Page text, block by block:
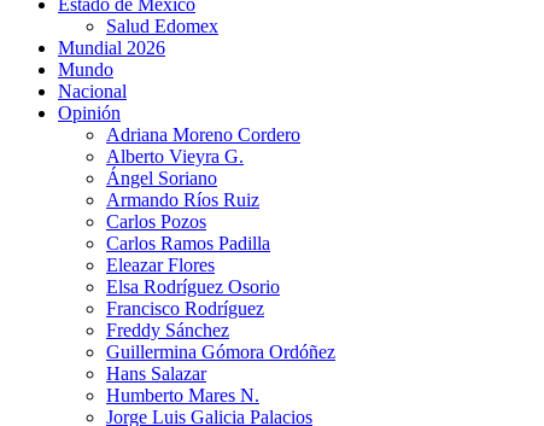
Salud Edomex
Mundial 2026
Mundo
Nacional
Opinión
Adriana Moreno Cordero
Alberto Vieyra G.
Ángel Soriano
Armando Ríos Ruiz
Carlos Pozos
Carlos Ramos Padilla
Eleazar Flores
Elsa Rodríguez Osorio
Francisco Rodríguez
Freddy Sánchez
Guillermina Gómora Ordóñez
Hans Salazar
Humberto Mares N.
Jorge Luis Galicia Palacios